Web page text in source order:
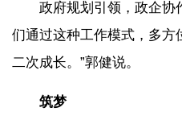
政府规划引领，政企协
们通过这种工作模式，多方
二次成长。”郭健说。
筑梦